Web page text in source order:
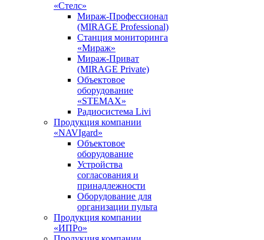
«Стелс»
Мираж-Профессионал
(MIRAGE Professional)
Станция мониторинга
«Мираж»
Мираж-Приват
(MIRAGE Private)
Объектовое
оборудование
«STEMAX»
Радиосистема Livi
Продукция компании
«NAVIgard»
Объектовое
оборудование
Устройства
согласования и
принадлежности
Оборудование для
организации пульта
Продукция компании
«ИПРо»